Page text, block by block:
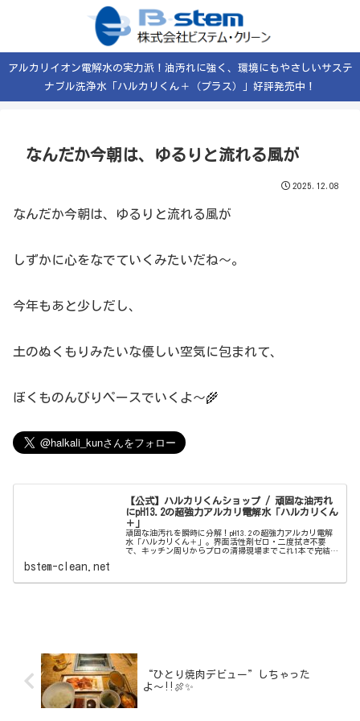
アルカリイオン電解水の実力派！油汚れに強く、環境にもやさしいサステ
ナブル洗浄水「ハルカリくん＋（プラス）」好評発売中！
なんだか今朝は、ゆるりと流れる風が
2025.12.08
なんだか今朝は、ゆるりと流れる風が
しずかに心をなでていくみたいだね〜。
今年もあと少しだし、
土のぬくもりみたいな優しい空気に包まれて、
ぼくものんびりペースでいくよ〜🌾
【公式】ハルカリくんショップ / 頑固な油汚れ
にpH13.2の超強力アルカリ電解水「ハルカリくん
＋」
頑固な油汚れを瞬時に分解！pH13.2の超強力アルカリ電解
水「ハルカリくん＋」。界面活性剤ゼロ・二度拭き不要
で、キッチン周りからプロの清掃現場までこれ1本で完結。
bstem-clean.net
“ひとり焼肉デビュー”しちゃった
よ〜‼️🍖✨